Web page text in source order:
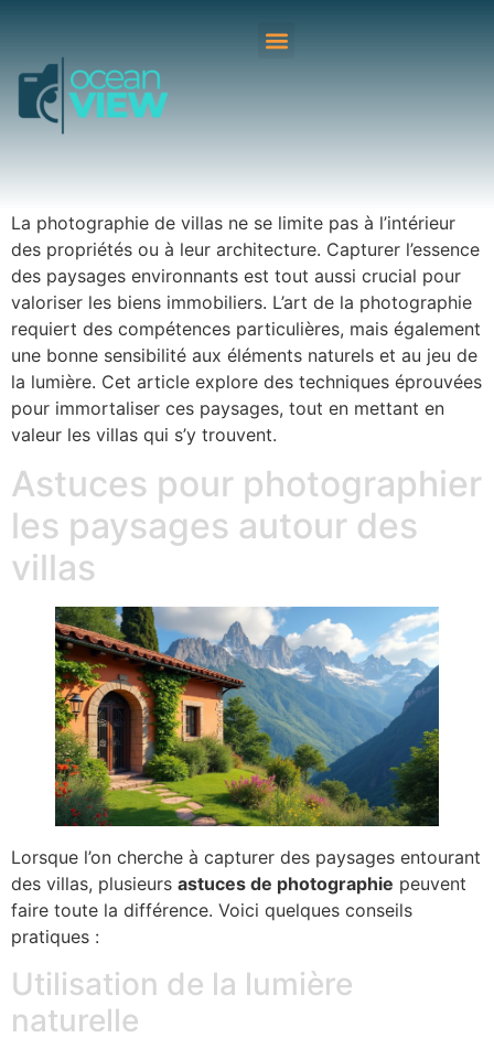
La photographie de villas ne se limite pas à l’intérieur
des propriétés ou à leur architecture. Capturer l’essence
des paysages environnants est tout aussi crucial pour
valoriser les biens immobiliers. L’art de la photographie
requiert des compétences particulières, mais également
une bonne sensibilité aux éléments naturels et au jeu de
la lumière. Cet article explore des techniques éprouvées
pour immortaliser ces paysages, tout en mettant en
valeur les villas qui s’y trouvent.
Astuces pour photographier
les paysages autour des
villas
Lorsque l’on cherche à capturer des paysages entourant
des villas, plusieurs astuces de photographie peuvent
faire toute la différence. Voici quelques conseils
pratiques :
Utilisation de la lumière
naturelle